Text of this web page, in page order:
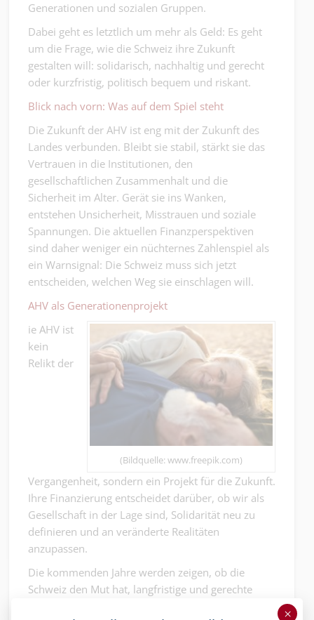
Generationen und sozialen Gruppen.
Dabei geht es letztlich um mehr als Geld: Es geht
um die Frage, wie die Schweiz ihre Zukunft
gestalten will: solidarisch, nachhaltig und gerecht
oder kurzfristig, politisch bequem und riskant.
Blick nach vorn: Was auf dem Spiel steht
Die Zukunft der AHV ist eng mit der Zukunft des
Landes verbunden. Bleibt sie stabil, stärkt sie das
Vertrauen in die Institutionen, den
gesellschaftlichen Zusammenhalt und die
Sicherheit im Alter. Gerät sie ins Wanken,
entstehen Unsicherheit, Misstrauen und soziale
Spannungen. Die aktuellen Finanzperspektiven
sind daher weniger ein nüchternes Zahlenspiel als
ein Warnsignal: Die Schweiz muss sich jetzt
entscheiden, welchen Weg sie einschlagen will.
AHV als Generationenprojekt
(Bildquelle: www.freepik.com)
ie AHV ist
kein
Relikt der
Vergangenheit, sondern ein Projekt für die Zukunft.
Ihre Finanzierung entscheidet darüber, ob wir als
Gesellschaft in der Lage sind, Solidarität neu zu
definieren und an veränderte Realitäten
anzupassen.
Die kommenden Jahre werden zeigen, ob die
Schweiz den Mut hat, langfristige und gerechte
×